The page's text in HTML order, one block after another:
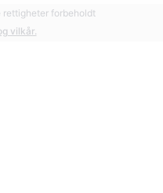
forbeholdt
vilkår.